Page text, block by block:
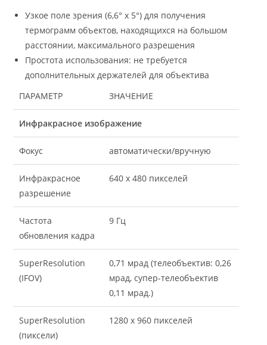
Узкое поле зрения (6,6° x 5°) для получения
термограмм объектов, находящихся на большом
расстоянии, максимального разрешения
Простота использования: не требуется
дополнительных держателей для объектива
ПАРАМЕТР
ЗНАЧЕНИЕ
Инфракрасное изображение
Фокус автоматически/вручную
Инфракрасное
разрешение
640 x 480 пикселей
Частота
обновления кадра
9 Гц
SuperResolution
(IFOV)
0,71 мрад (телеобъектив: 0,26
мрад, супер-телеобъектив
0,11 мрад.)
SuperResolution
(пиксели)
1280 x 960 пикселей